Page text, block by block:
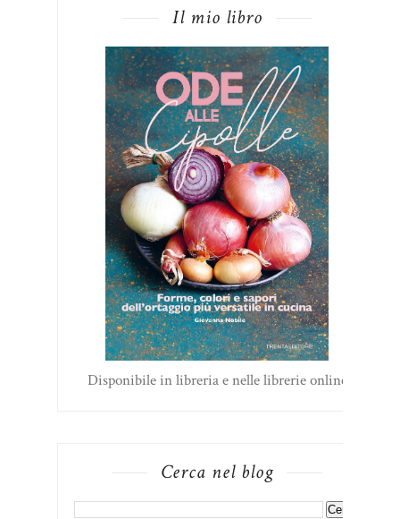
Il mio libro
Disponibile in libreria e nelle librerie online
Cerca nel blog